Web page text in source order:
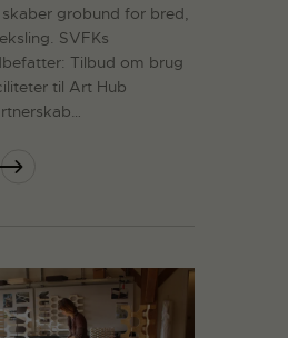
grobund for bred,
SVFKs
Tilbud om brug
til Art Hub